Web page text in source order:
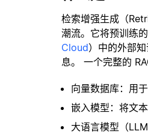
检索增强生成（
潮流。它将预训练
Cloud）中的外部
息。 一个完整的
向量数据库：用
嵌入模型：将文
大语言模型（